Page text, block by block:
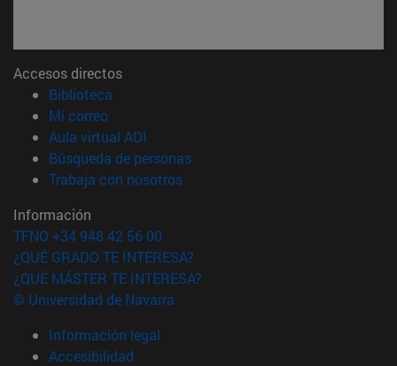
Accesos directos
Biblioteca
Mi correo(abre en nueva ventana)
Aula virtual ADI
Búsqueda de personas(abre en nueva ventana)
Trabaja con nosotros(abre en nueva ventana)
Información
TFNO +34 948 42 56 00
¿QUÉ GRADO TE INTERESA?
¿QUÉ MÁSTER TE INTERESA?
© Universidad de Navarra
Información legal
Accesibilidad